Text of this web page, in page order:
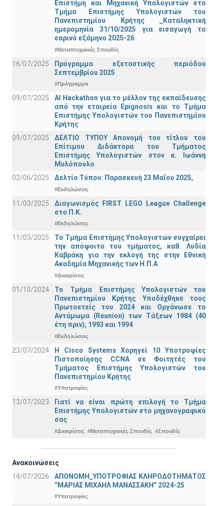
Επιστήμη και Μηχανική Υπολογιστών στο
Τμήμα Eπιστήμης Υπολογιστών του
Πανεπιστημίου Κρήτης _Καταληκτική
ημερομηνία 31/10/2025 για εισαγωγή το
εαρινό εξάμηνο 2025-26
#Μεταπτυχιακές Σπουδές
16/07/2025
Πρόγραμμα εξεταστικής περιόδου
Σεπτεμβρίου 2025
#Πρόγραμμα
09/07/2025
AI Hackathon για το μέλλον της εκπαίδευσης
από την εταιρεία Epignosis και το Τμήμα
Επιστήμης Υπολογιστών του Πανεπιστημίου
Κρήτης
09/07/2025
ΔΕΛΤΙΟ ΤΥΠΟΥ Απονομή του τίτλου του
Επίτιμου Διδάκτορα του Τμήματος
Επιστήμης Υπολογιστών στον κ. Ιωάννη
Μυλόπουλο
02/06/2025
Δελτίο Τύπου: Παρασκευή 23 Μαΐου 2025,
#Εκδηλώσεις
11/03/2025
Διαγωνισμός FIRST LEGO League Challenge
στο Π.Κ.
#Εκδηλώσεις
11/03/2025
Το Τμήμα Επιστήμης Υπολογιστών συγχαίρει
την απόφοιτο του τμήματος, καθ. Λυδία
Καβράκη για την εκλογή της στην Εθνική
Ακαδημία Μηχανικής των Η.Π.Α
#Διακρίσεις
01/10/2024
Το Τμήμα Επιστήμης Υπολογιστών του
Πανεπιστημίου Κρήτης Υποδέχθηκε τους
Πρωτοετείς του 2024 και Οργάνωσε το
Αντάμωμα (Reunion) των Τάξεων 1984 (40
έτη πριν), 1993 και 1994
#Εκδηλώσεις
23/07/2024
Η Cisco Systems Χορηγεί 10 Υποτροφίες
Πιστοποίησης CCNA σε Φοιτητές του
Τμήματος Επιστήμης Υπολογιστών του
Πανεπιστημίου Κρήτης
#Υποτροφίες
13/07/2023
Γιατί να είναι πρώτη επιλογή το Τμήμα
Επιστήμης Υπολογιστών στο μηχανογραφικό
σας
#Διακρίσεις #Μεταπτυχιακές Σπουδές #Σπουδές
Ανακοινώσεις
14/07/2026
ΑΠΟΝΟΜΗ_ΥΠΟΤΡΟΦΙΑΣ ΚΛΗΡΟΔΟΤΗΜΑΤΟΣ
“ΜΑΡΙΑΣ ΜΙΧΑΗΛ ΜΑΝΑΣΣΑΚΗ” 2024-25
#Υποτροφίες